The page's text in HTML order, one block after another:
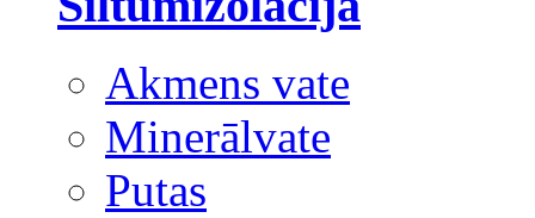
Akmens vate
Minerālvate
Putas